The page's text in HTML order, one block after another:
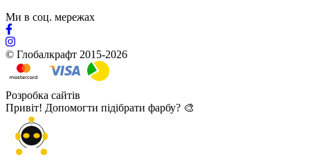
Ми в соц. мережах
© Глобалкрафт 2015-2026
Розробка сайтів
Привіт! Допомогти підібрати фарбу? 🎨